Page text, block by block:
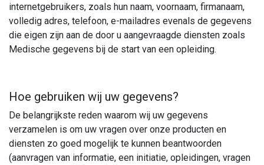
internetgebruikers, zoals hun naam, voornaam, firmanaam,
volledig adres, telefoon, e-mailadres evenals de gegevens
die eigen zijn aan de door u aangevraagde diensten zoals
Medische gegevens bij de start van een opleiding.
Hoe gebruiken wij uw gegevens?
De belangrijkste reden waarom wij uw gegevens
verzamelen is om uw vragen over onze producten en
diensten zo goed mogelijk te kunnen beantwoorden
(aanvragen van informatie, een initiatie, opleidingen, vragen